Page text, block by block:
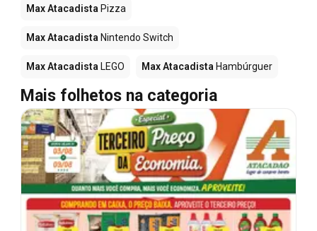
Max Atacadista Pizza
Max Atacadista Nintendo Switch
Max Atacadista LEGO Max Atacadista Hambúrguer
Mais folhetos na categoria